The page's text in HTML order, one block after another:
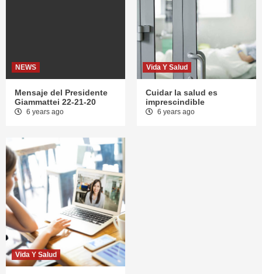
NEWS
Mensaje del Presidente
Giammattei 22-21-20
6 years ago
Vida Y Salud
Cuidar la salud es
imprescindible
6 years ago
Vida Y Salud